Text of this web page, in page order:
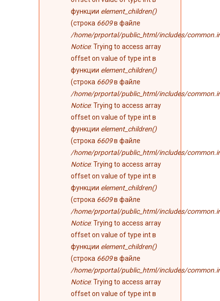
функции element_children()
(строка 6609в файле
/home/prportal/public_html/includes/
Notice: Trying to access array
offset on value of type int в
функции element_children()
(строка 6609в файле
/home/prportal/public_html/includes/
Notice: Trying to access array
offset on value of type int в
функции element_children()
(строка 6609в файле
/home/prportal/public_html/includes/
Notice: Trying to access array
offset on value of type int в
функции element_children()
(строка 6609в файле
/home/prportal/public_html/includes/
Notice: Trying to access array
offset on value of type int в
функции element_children()
(строка 6609в файле
/home/prportal/public_html/includes/
Notice: Trying to access array
offset on value of type int в